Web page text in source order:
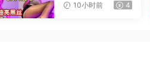
10小时前 4